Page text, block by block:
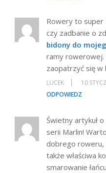
Rowery to super
czy zadbanie o
bidony do
ramy rowerowej.
zaopatrzyć się w
LUCEK 10
ODPOWIEDZ
Świetny artykuł
serii Marlin!
dobrego roweru,
także właściwa
smarowanie